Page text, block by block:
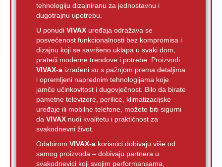
tehnologiju dizajniranu za jednostavnu i
dugotrajnu upotrebu.
U ponudi VIVAX uređaja odražava se
posvećenost funkcionalnosti bez kompromisa i
dizajnu koji se savršeno uklapa u svaki dom,
prateći moderne trendove i potrebe. Proizvodi
VIVAX-a izrađeni su s pažnjom prema detaljima
i opremljeni naprednim tehnologijama koje
jamče učinkovitost i dugovječnost. Bilo da birate
pametne televizore, perilice, klimatizacijske
uređaje ili mobilne telefone, možete biti sigurni
da VIVAX nudi kvalitetu i praktičnost za
svakodnevni život.
Odabirom VIVAX-a korisnici dobivaju više od
samog proizvoda – dobivaju partnera u
svakodnevici koji svojim performansama,